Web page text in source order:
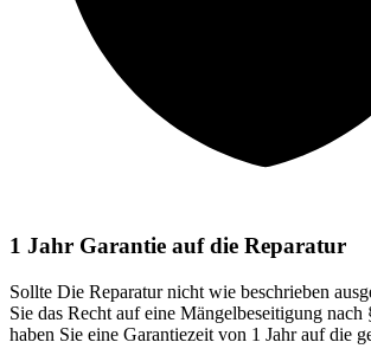
1 Jahr Garantie auf die Reparatur
Sollte Die Reparatur nicht wie beschrieben
Sie das Recht auf eine Mängelbeseitigung
haben Sie eine Garantiezeit von 1 Jahr auf die